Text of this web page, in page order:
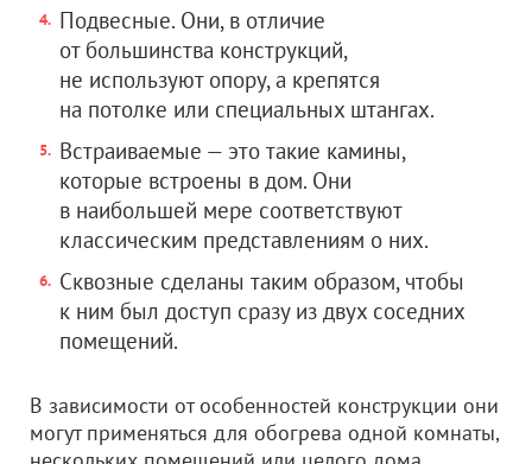
Подвесные. Они, в отличие
от большинства конструкций,
не используют опору, а крепятся
на потолке или специальных штангах.
Встраиваемые — это такие камины,
которые встроены в дом. Они
в наибольшей мере соответствуют
классическим представлениям о них.
Сквозные сделаны таким образом, чтобы
к ним был доступ сразу из двух соседних
помещений.
В зависимости от особенностей конструкции они
могут применяться для обогрева одной комнаты,